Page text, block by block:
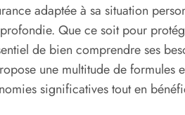
adaptée à sa situation
Que ce soit pour
de bien comprendre ses
une multitude de
significatives tout en